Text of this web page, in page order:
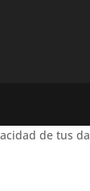
de tus